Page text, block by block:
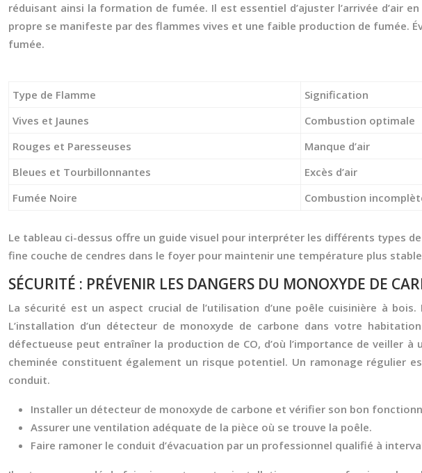
réduisant ainsi la formation de fumée. Il est essentiel d’ajuster l’arrivée d’air
propre se manifeste par des flammes vives et une faible production de fumée.
fumée.
Type de Flamme Signification
Vives et Jaunes
Combustion optimale
Rouges et Paresseuses
Manque d’air
Bleues et Tourbillonnantes
Excès d’air
Fumée Noire
Combustion
Le tableau ci-dessus offre un guide visuel pour interpréter les différents types
fine couche de cendres dans le foyer pour maintenir une température plus
SÉCURITÉ : PRÉVENIR LES DANGERS DU MONOXYDE DE
La sécurité est un aspect crucial de l’utilisation d’une poêle cuisinière à
L’installation d’un détecteur de monoxyde de carbone dans votre
défectueuse peut entraîner la production de CO, d’où l’importance de veiller
cheminée constituent également un risque potentiel. Un ramonage régulier
conduit.
Installer un détecteur de monoxyde de carbone et vérifier son bon
Assurer une ventilation adéquate de la pièce où se trouve la poêle.
Faire ramoner le conduit d’évacuation par un professionnel qualifié à